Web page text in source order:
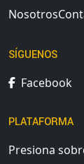
Nosotros
SÍGUENOS
Facebook
PLATAFORMA
Presiona